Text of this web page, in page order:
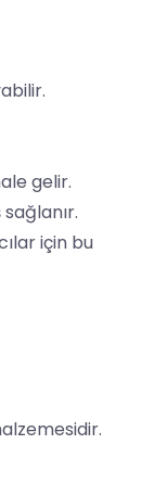
gelir.
için bu